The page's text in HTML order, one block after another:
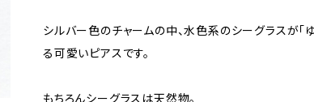
シルバー色のチャームの中、水色系のシーグラスが「
る可愛いピアスです。
もちろんシーグラスは天然物。